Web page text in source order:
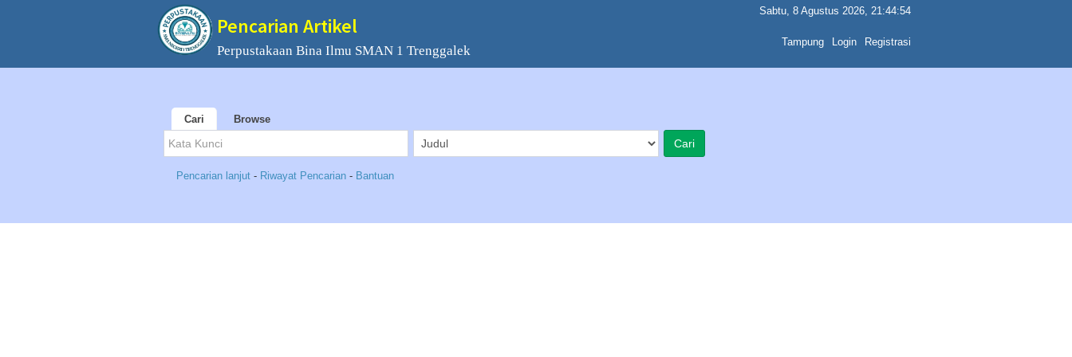
Pencarian Artikel
Perpustakaan Bina Ilmu SMAN 1 Trenggalek
Sabtu, 8 Agustus 2026, 21:44:54
Tampung Login Registrasi
Cari Browse
Pencarian lanjut - Riwayat Pencarian - Bantuan